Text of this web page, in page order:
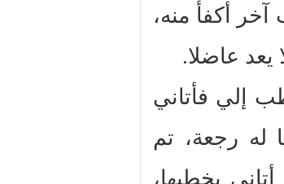
أكفأ منه،
يعد عاضلا.
إلي فأتاني
له رجعة، تم
يخطبها،